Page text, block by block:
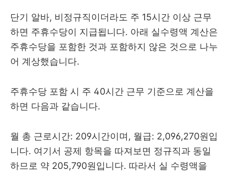
단기 알바, 비정규직이더라도 주 15시간 이상 근무
하면 주휴수당이 지급됩니다. 아래 실수령액 계산은
주휴수당을 포함한 것과 포함하지 않은 것으로 나누
어 계상했습니다.
주휴수당 포함 시 주 40시간 근무 기준으로 계산을
하면 다음과 같습니다.
월 총 근로시간: 209시간이며, 월급: 2,096,270원입
니다. 여기서 공제 항목을 따져보면 정규직과 동일
하므로 약 205,790원입니다. 따라서 실 수령액을